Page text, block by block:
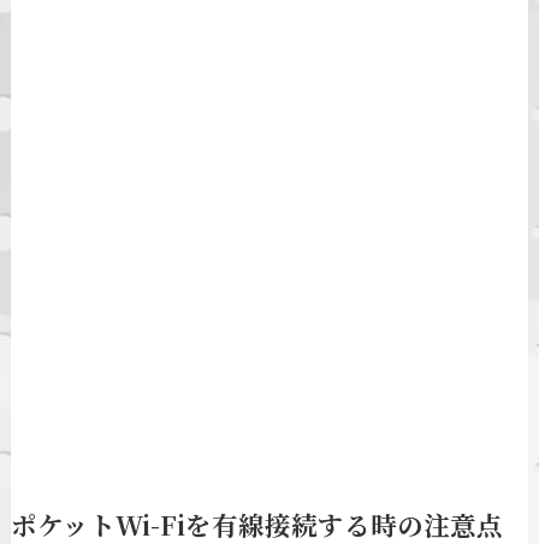
ポケットWi-Fiを有線接続する時の注意点